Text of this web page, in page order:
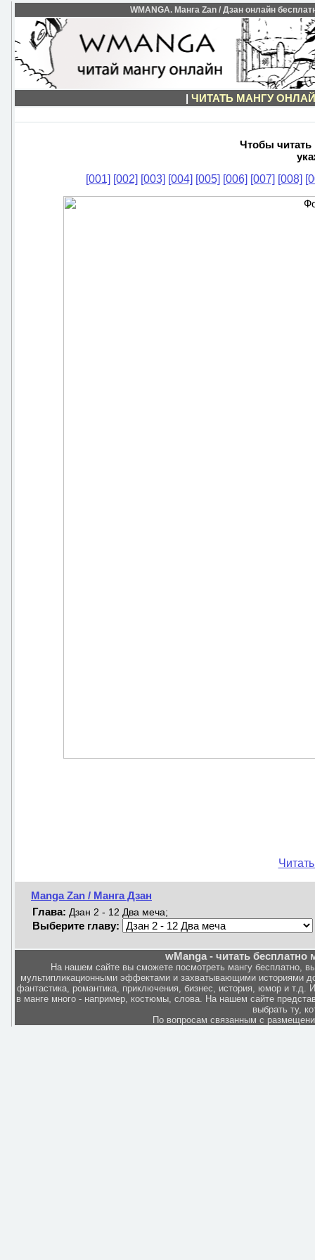
WMANGA. Манга Zan / Дзан онлайн
| ЧИТАТЬ МАНГУ
Чтобы читать
[001] [002] [003] [004] [005] [006] [007] [008]
Manga Zan / Манга Дзан
Глава: Дзан 2 - 12 Два меча;
Выберите главу:
wManga - читать
На нашем сайте вы сможете посмотреть мангу бесплатно,
мультипликационными эффектами и захватывающими историями
фантастика, романтика, приключения, бизнес, история, юмор и
в манге много - например, костюмы, слова. На нашем сайте
выбрать ту,
По вопросам связанным с